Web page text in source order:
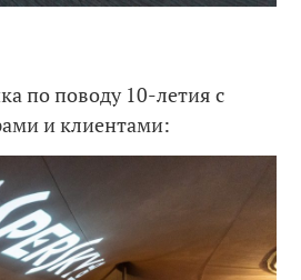
по поводу 10-летия с
и клиентами: